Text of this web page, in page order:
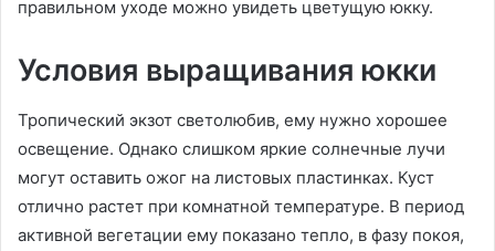
правильном уходе можно увидеть цветущую юкку.
Условия выращивания юкки
Тропический экзот светолюбив, ему нужно хорошее
освещение. Однако слишком яркие солнечные лучи
могут оставить ожог на листовых пластинках. Куст
отлично растет при комнатной температуре. В период
активной вегетации ему показано тепло, в фазу покоя,